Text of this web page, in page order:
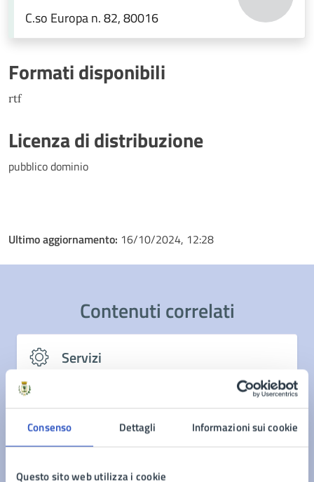
Consenso Dettagli Informazioni sui cookie
Questo sito web utilizza i cookie
C.so Europa n. 82, 80016
Formati disponibili
rtf
Licenza di distribuzione
pubblico dominio
Ultimo aggiornamento: 16/10/2024, 12:28
Contenuti correlati
Servizi
Richiedere permesso di occupazione suolo pubblico
Richiesta iscrizione piattaforma unica nazionale
informatica per le targhe associate al CUDE
scolastico in favore di alunni con disabilità)